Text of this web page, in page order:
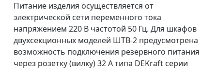
Питание изделия осуществляется от
электрической сети переменного тока
напряжением 220 В частотой 50 Гц. Для шкафов
двухсекционных моделей ШТВ-2 предусмотрена
возможность подключения резервного питания
через розетку (вилку) 32 А типа DEKraft серии